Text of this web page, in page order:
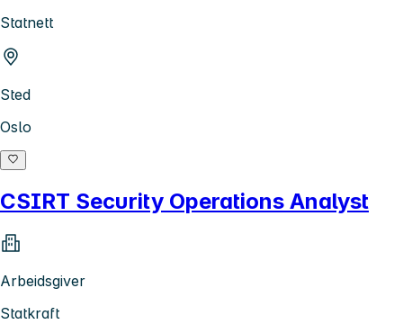
Statnett
Sted
Oslo
CSIRT Security Operations Analyst
Arbeidsgiver
Statkraft